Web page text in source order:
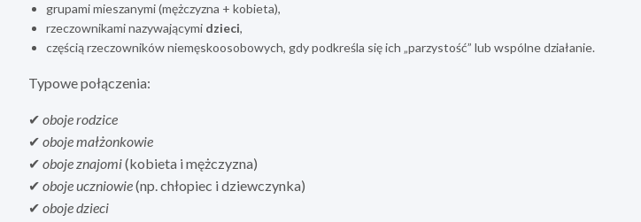
grupami mieszanymi (mężczyzna + kobieta),
rzeczownikami nazywającymi dzieci,
częścią rzeczowników niemęskoosobowych, gdy podkreśla się ich „parzystość” lub wspólne działanie.
Typowe połączenia:
✔ oboje rodzice
✔ oboje małżonkowie
✔ oboje znajomi(kobieta i mężczyzna)
✔ oboje uczniowie(np. chłopiec i dziewczynka)
✔ oboje dzieci